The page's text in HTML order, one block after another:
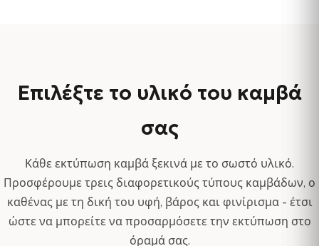
Επιλέξτε το υλικό του καμβά
σας
Κάθε εκτύπωση καμβά ξεκινά με το σωστό υλικό.
Προσφέρουμε τρεις διαφορετικούς τύπους καμβάδων, ο
καθένας με τη δική του υφή, βάρος και φινίρισμα - έτσι
ώστε να μπορείτε να προσαρμόσετε την εκτύπωση στο
όραμά σας.